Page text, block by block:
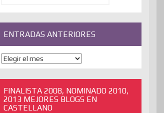
ENTRADAS ANTERIORES
ENTRADAS
ANTERIORES
FINALISTA 2008, NOMINADO 2010,
2013 MEJORES BLOGS EN
CASTELLANO